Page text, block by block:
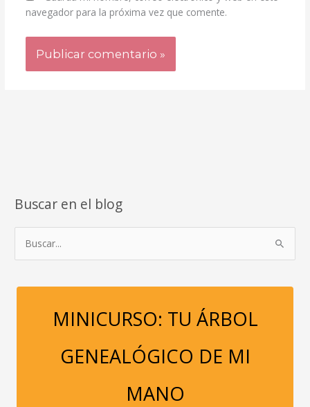
navegador para la próxima vez que comente.
Buscar en el blog
c
MINICURSO: TU ÁRBOL
GENEALÓGICO DE MI
MANO